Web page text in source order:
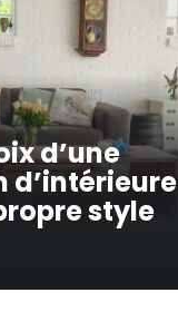
d’une
d’intérieure
style